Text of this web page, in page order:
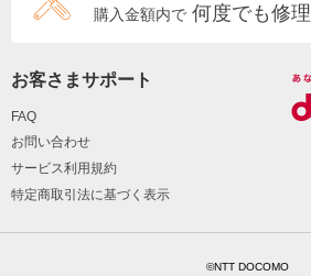
購入金額内で 何度でも修
お客さまサポート
FAQ
お問い合わせ
サービス利用規約
特定商取引法に基づく表示
©NTT DOCOMO